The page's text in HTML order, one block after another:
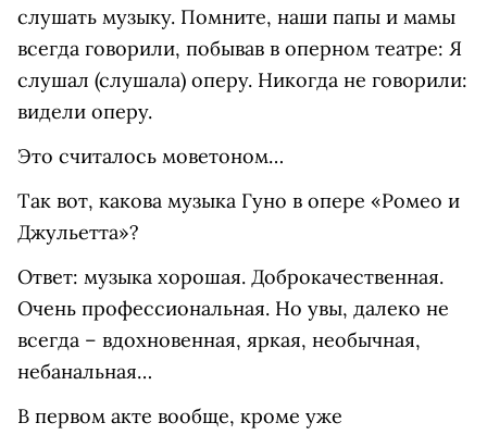
слушать музыку. Помните, наши папы и мамы
всегда говорили, побывав в оперном театре: Я
слушал (слушала) оперу. Никогда не говорили:
видели оперу.
Это считалось моветоном…
Так вот, какова музыка Гуно в опере «Ромео и
Джульетта»?
Ответ: музыка хорошая. Доброкачественная.
Очень профессиональная. Но увы, далеко не
всегда – вдохновенная, яркая, необычная,
небанальная…
В первом акте вообще, кроме уже